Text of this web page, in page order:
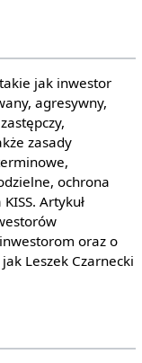
jak inwestor
agresywny,
zasady
ochrona
Artykuł
oraz o
Leszek Czarnecki